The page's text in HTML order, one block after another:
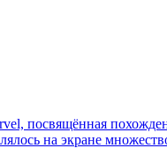
посвящённая
на экране